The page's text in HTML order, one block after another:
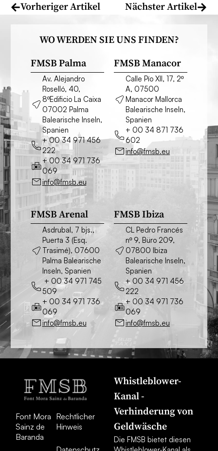
Vorheriger Artikel Nächster Artikel
WO WERDEN SIE UNS FINDEN?
FMSB Palma
Av. Alejandro
Roselló, 40,
8ºEdificio La Caixa
07002 Palma
Balearische Inseln,
Spanien
+ 00 34 971 456
222
+ 00 34 971 736
069
info@fmsb.eu
FMSB Manacor
Calle Pío XII, 17, 2º
A, 07500
Manacor Mallorca
Balearische Inseln,
Spanien
+ 00 34 871 736
602
info@fmsb.eu
FMSB Arenal
Asdrubal, 7 bjs.,
Puerta 3 (Esq.
Trasimé), 07600
Palma Balearische
Inseln, Spanien
+ 00 34 971 745
509
+ 00 34 971 736
069
info@fmsb.eu
FMSB Ibiza
CL Pedro Francés
nº 9, Büro 209,
07800 Ibiza
Balearische Inseln,
Spanien
+ 00 34 971 456
222
+ 00 34 971 736
069
info@fmsb.eu
Font Mora
Sainz de
Baranda
Rechtlicher
Hinweis
Whistleblower-
Kanal -
Verhinderung von
Geldwäsche
Die FMSB bietet diesen